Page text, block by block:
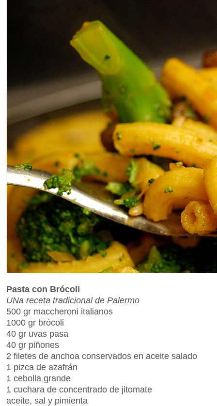
Pasta con Brócoli
UNa receta tradicional de Palermo
500 gr maccheroni italianos
1000 gr brócoli
40 gr uvas pasa
40 gr piñones
2 filetes de anchoa conservados en aceite salado
1 pizca de azafrán
1 cebolla grande
1 cuchara de concentrado de jitomate
aceite, sal y pimienta